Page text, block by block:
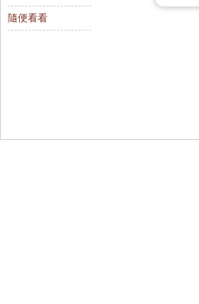
隨便看看